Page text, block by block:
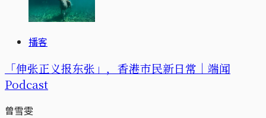
播客
「伸张正义报东张」，香港市民新日常｜端闻
Podcast
曾雪雯